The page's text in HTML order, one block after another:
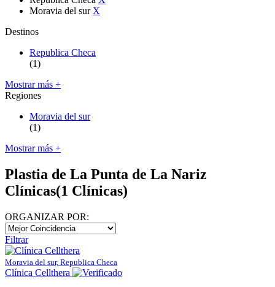
Moravia del sur X
Destinos
Republica Checa
(1)
Mostrar más +
Regiones
Moravia del sur
(1)
Mostrar más +
Plastia de La Punta de La Nariz
Clínicas(1 Clínicas)
ORGANIZAR POR:
Filtrar
Moravia del sur, Republica Checa
Clínica Cellthera